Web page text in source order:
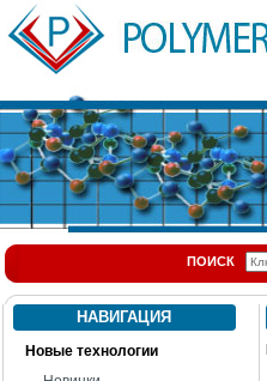
ПОИСК
НАВИГАЦИЯ
Новые технологии